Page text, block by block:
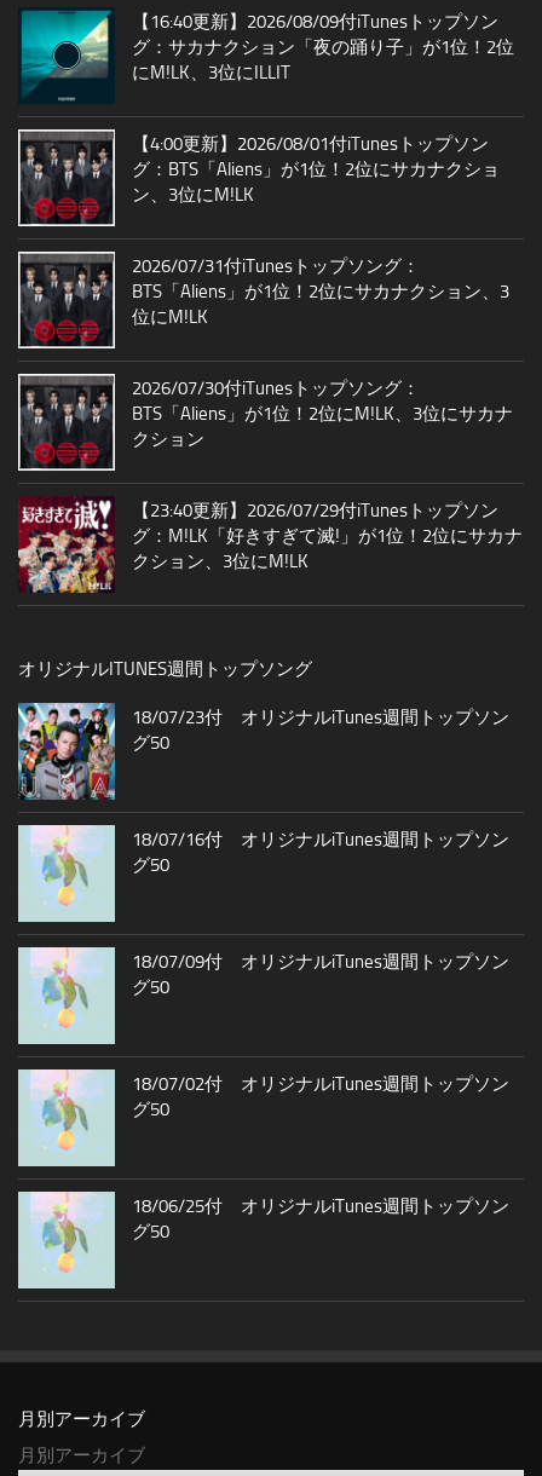
【16:40更新】2026/08/09付iTunesトップソン
グ：サカナクション「夜の踊り子」が1位！2位
にM!LK、3位にILLIT
【4:00更新】2026/08/01付iTunesトップソン
グ：BTS「Aliens」が1位！2位にサカナクショ
ン、3位にM!LK
2026/07/31付iTunesトップソング：
BTS「Aliens」が1位！2位にサカナクション、3
位にM!LK
2026/07/30付iTunesトップソング：
BTS「Aliens」が1位！2位にM!LK、3位にサカナ
クション
【23:40更新】2026/07/29付iTunesトップソン
グ：M!LK「好きすぎて滅!」が1位！2位にサカナ
クション、3位にM!LK
オリジナルITUNES週間トップソング
18/07/23付 オリジナルiTunes週間トップソン
グ50
18/07/16付 オリジナルiTunes週間トップソン
グ50
18/07/09付 オリジナルiTunes週間トップソン
グ50
18/07/02付 オリジナルiTunes週間トップソン
グ50
18/06/25付 オリジナルiTunes週間トップソン
グ50
月別アーカイブ
月別アーカイブ